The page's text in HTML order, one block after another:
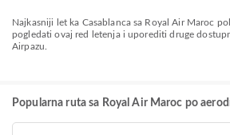
Najkasniji let ka Casablanca sa Royal Air Maroc polazi u 22:35. Možete
pogledati ovaj red letenja i uporediti druge
Airpazu.
Popularna ruta sa Royal Air Maroc po